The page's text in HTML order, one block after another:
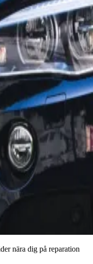
nära dig på reparation